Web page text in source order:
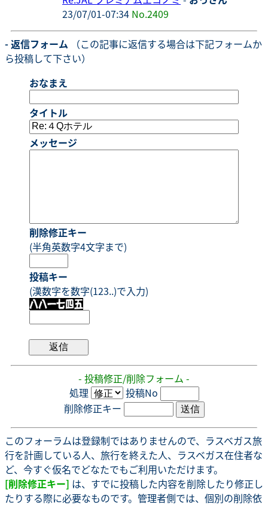
23/07/01-07:34 No.2409
- 返信フォーム （この記事に返信する場合は下記フォームか
ら投稿して下さい）
おなまえ
タイトル
メッセージ
削除修正キー
(半角英数字4文字まで)
投稿キー
(漢数字を数字(123..)で入力)
- 投稿修正/削除フォーム -
処理
投稿No
削除修正キー
このフォーラムは登録制ではありませんので、ラスベガス旅
行を計画している人、旅行を終えた人、ラスベガス在住者な
ど、今すぐ仮名でどなたでもご利用いただけます。
[削除修正キー] は、すでに投稿した内容を削除したり修正し
たりする際に必要なものです。管理者側では、個別の削除依